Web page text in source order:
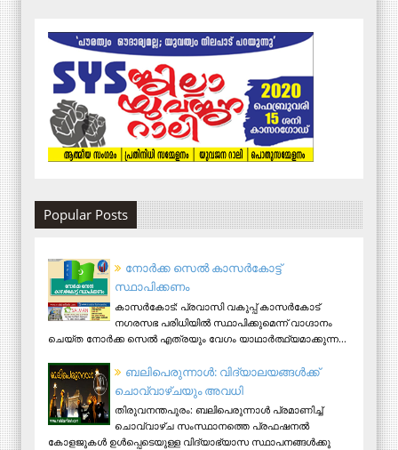
Popular Posts
നോര്‍ക്ക സെല്‍ കാസര്‍കോട്ട്
സ്ഥാപിക്കണം
കാസര്‍കോട്: പ്രവാസി വകുപ്പ് കാസര്‍കോട്
നഗരസഭ പരിധിയില്‍ സ്ഥാപിക്കുമെന്ന് വാഗ്ദാനം
ചെയ്ത നോര്‍ക്ക സെല്‍ എത്രയും വേഗം യാഥാര്‍ത്ഥ്യമാക്കുന്ന...
ബലിപെരുന്നാള്‍: വിദ്യാലയങ്ങള്‍ക്ക്
ചൊവ്വാഴ്ചയും അവധി
തിരുവനന്തപുരം: ബലിപെരുന്നാള്‍ പ്രമാണിച്ച്
ചൊവ്വാഴ്ച സംസ്ഥാനത്തെ പ്രഫഷനല്‍
കോളജുകള്‍ ഉള്‍പ്പെടെയുള്ള വിദ്യാഭ്യാസ സ്ഥാപനങ്ങള്‍ക്കു